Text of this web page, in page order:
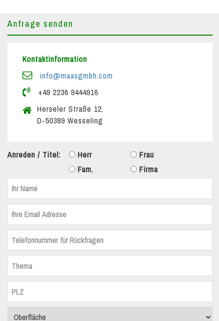
Anfrage senden
Kontaktinformation
info@maasgmbh.com
+49 2236 9444916
Herseler Straße 12,
D-50389 Wesseling
Anreden / Titel: Herr
Frau
Fam.
Firma